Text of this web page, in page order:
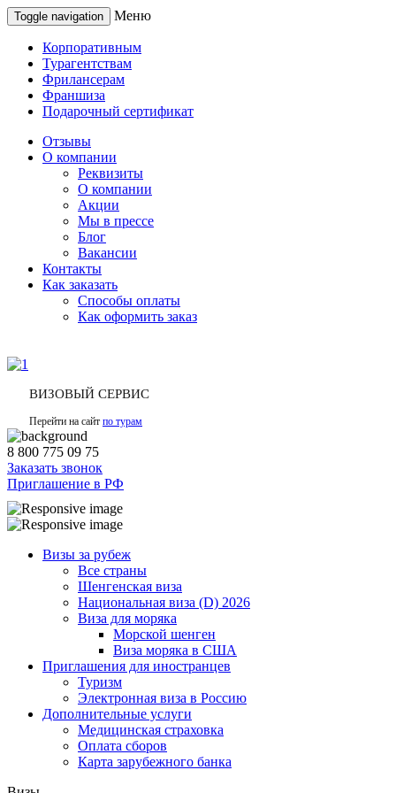
Toggle navigation Меню
Корпоративным
Турагентствам
Фрилансерам
Франшиза
Подарочный сертификат
Отзывы
О компании
Реквизиты
О компании
Акции
Мы в прессе
Блог
Вакансии
Контакты
Как заказать
Способы оплаты
Как оформить заказ
ВИЗОВЫЙ СЕРВИС
Перейти на сайт по турам
8 800 775 09 75
Заказать звонок
Приглашение в РФ
Визы за рубеж
Все страны
Шенгенская виза
Национальная виза (D) 2026
Виза для моряка
Морской шенген
Виза моряка в США
Приглашения для иностранцев
Туризм
Электронная виза в Россию
Дополнительные услуги
Медицинская страховка
Оплата сборов
Карта зарубежного банка